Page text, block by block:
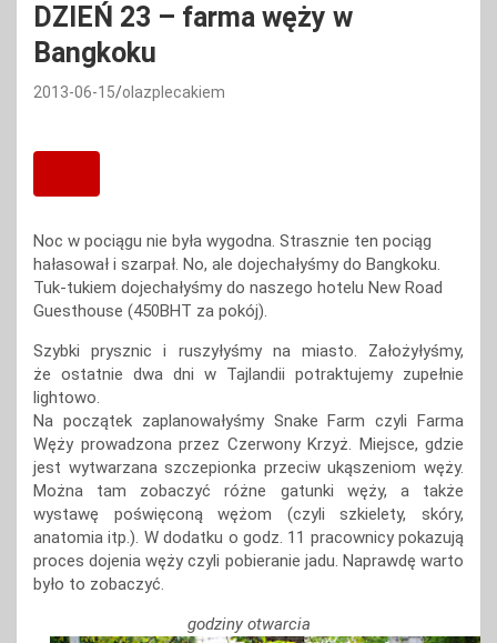
DZIEŃ 23 – farma węży w
Bangkoku
2013-06-15 olazplecakiem
Noc w pociągu nie była wygodna. Strasznie ten pociąg
hałasował i szarpał. No, ale dojechałyśmy do Bangkoku.
Tuk-tukiem dojechałyśmy do naszego hotelu New Road
Guesthouse (450BHT za pokój).
Szybki prysznic i ruszyłyśmy na miasto. Założyłyśmy,
że ostatnie dwa dni w Tajlandii potraktujemy zupełnie
lightowo.
Na początek zaplanowałyśmy Snake Farm czyli Farma
Węży prowadzona przez Czerwony Krzyż. Miejsce, gdzie
jest wytwarzana szczepionka przeciw ukąszeniom węży.
Można tam zobaczyć różne gatunki węży, a także
wystawę poświęconą wężom (czyli szkielety, skóry,
anatomia itp.). W dodatku o godz. 11 pracownicy pokazują
proces dojenia węży czyli pobieranie jadu. Naprawdę warto
było to zobaczyć.
godziny otwarcia